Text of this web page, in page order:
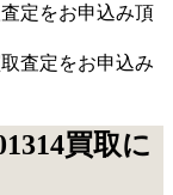
定をお申込み頂
査定をお申込み
買取に